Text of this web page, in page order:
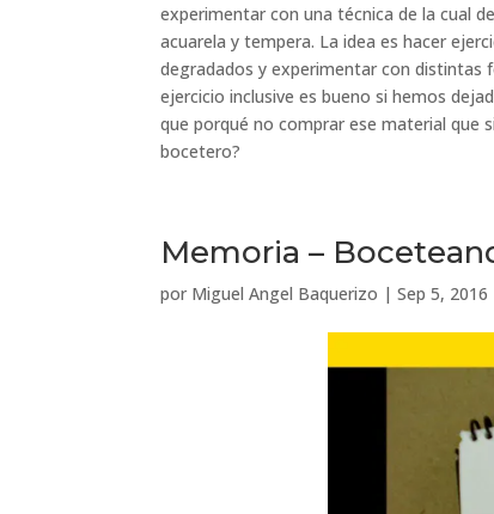
experimentar con una técnica de la cual
acuarela y tempera. La idea es hacer
degradados y experimentar con distintas
ejercicio inclusive es bueno si hemos
que porqué no comprar ese material que
bocetero?
Memoria –
por Miguel Angel Baquerizo |Sep 5, 2016